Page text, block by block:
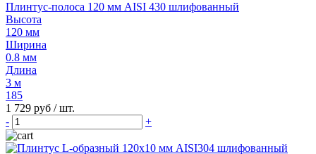
Плинтус-полоса 120 мм AISI 430 шлифованный
Высота
120 мм
Ширина
0.8 мм
Длина
3 м
185
1 729 руб / шт.
-
+